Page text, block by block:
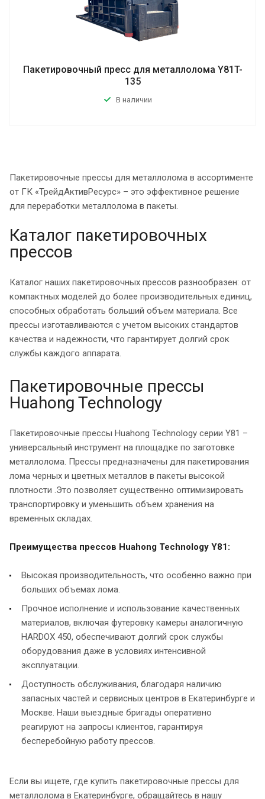
Пакетировочный пресс для металлолома Y81T-
135
В наличии
Пакетировочные прессы для металлолома в ассортименте
от ГК «ТрейдАктивРесурс» – это эффективное решение
для переработки металлолома в пакеты.
Каталог пакетировочных
прессов
Каталог наших пакетировочных прессов разнообразен: от
компактных моделей до более производительных единиц,
способных обработать больший объем материала. Все
прессы изготавливаются с учетом высоких стандартов
качества и надежности, что гарантирует долгий срок
службы каждого аппарата.
Пакетировочные прессы
Huahong Technology
Пакетировочные прессы Huahong Technology серии Y81 –
универсальный инструмент на площадке по заготовке
металлолома. Прессы предназначены для пакетирования
лома черных и цветных металлов в пакеты высокой
плотности .Это позволяет существенно оптимизировать
транспортировку и уменьшить объем хранения на
временных складах.
Преимущества прессов Huahong Technology Y81:
Высокая производительность, что особенно важно при
больших объемах лома.
Прочное исполнение и использование качественных
материалов, включая футеровку камеры аналогичную
HARDOX 450, обеспечивают долгий срок службы
оборудования даже в условиях интенсивной
эксплуатации.
Доступность обслуживания, благодаря наличию
запасных частей и сервисных центров в Екатеринбурге и
Москве. Наши выездные бригады оперативно
реагируют на запросы клиентов, гарантируя
бесперебойную работу прессов.
Если вы ищете, где купить пакетировочные прессы для
металлолома в Екатеринбурге, обращайтесь в нашу